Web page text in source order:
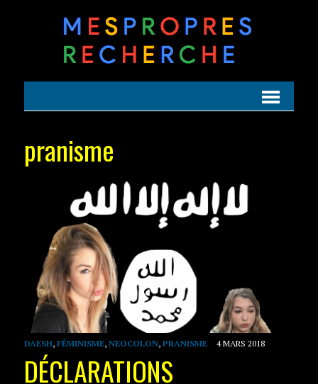
pranisme
DAESH, FÉMINISME, NEOCOLON, PRANISME 4 MARS 2018
DÉCLARATIONS